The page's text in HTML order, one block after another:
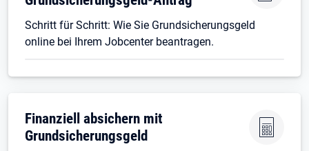
Schritt für Schritt: Wie Sie Grundsicherungsgeld
online bei Ihrem Jobcenter beantragen.
Finanziell absichern mit
Grundsicherungsgeld